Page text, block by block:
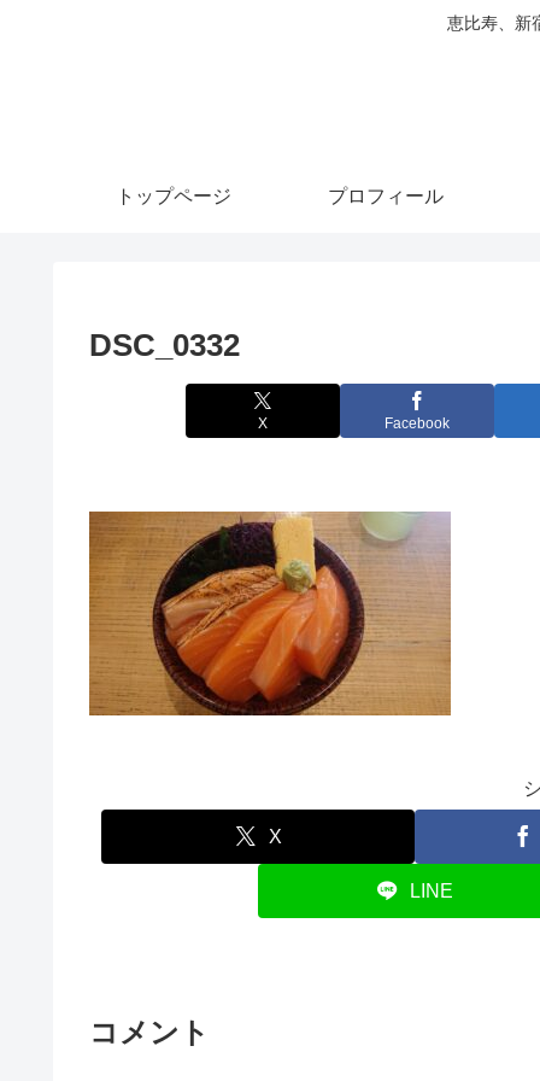
恵比寿、新
トップページ プロフィール
DSC_0332
X Facebook
X
LINE
コメント